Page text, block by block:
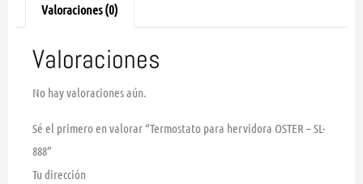
Valoraciones (0)
Valoraciones
No hay valoraciones aún.
Sé el primero en valorar “Termostato para hervidora OSTER – SL-
888”
Tu dirección